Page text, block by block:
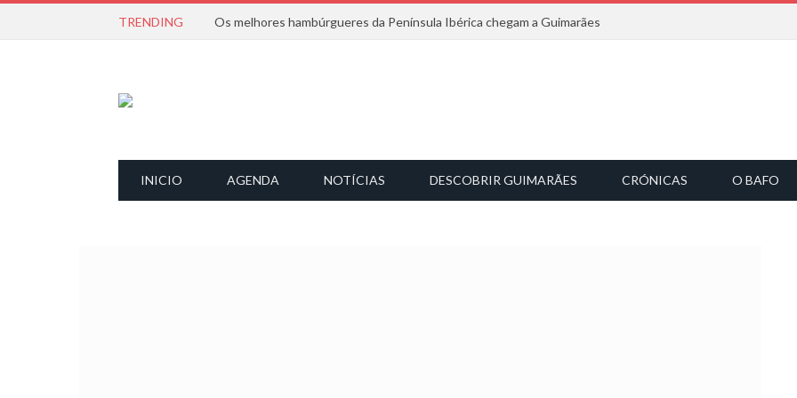
TRENDING Os melhores hambúrgueres da Península Ibérica chegam a Guimarães
INICIO AGENDA NOTÍCIAS DESCOBRIR GUIMARÃES CRÓNICAS O BAFO